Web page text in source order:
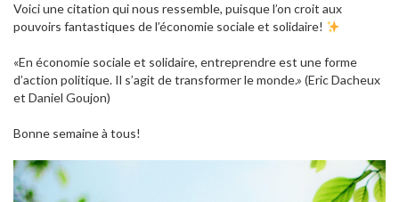
Voici une citation qui nous ressemble, puisque l’on croit aux
pouvoirs fantastiques de l’économie sociale et solidaire!
«En économie sociale et solidaire, entreprendre est une forme
d’action politique. Il s’agit de transformer le monde.» (Eric Dacheux
et Daniel Goujon)
Bonne semaine à tous!